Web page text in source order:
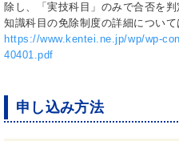
除し、「実技科目」のみで合否を判
知識科目の免除制度の詳細につい
https://www.kentei.ne.jp/wp/wp-
40401.pdf
申し込み方法